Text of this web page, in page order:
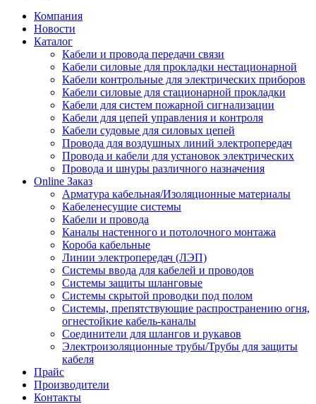
Компания
Новости
Каталог
Кабели и провода передачи связи
Кабели силовые для прокладки нестационарной
Кабели контрольные для электрических приборов
Кабели силовые для стационарной прокладки
Кабели для систем пожарной сигнализации
Кабели для цепей управления и контроля
Кабели судовые для силовых цепей
Провода для воздушных линий электропередач
Провода и кабели для установок электрических
Провода и шнуры различного назначения
Online Заказ
Арматура кабельная/Изоляционные материалы
Кабеленесущие системы
Кабели и провода
Каналы настенного и потолочного монтажа
Короба кабельные
Линии электропередач (ЛЭП)
Системы ввода для кабелей и проводов
Системы защиты шланговые
Системы скрытой проводки под полом
Системы, препятствующие распространению огня,
огнестойкие кабель-каналы
Соединители для шлангов и рукавов
Электроизоляционные трубы/Трубы для защиты
кабеля
Прайс
Производители
Контакты